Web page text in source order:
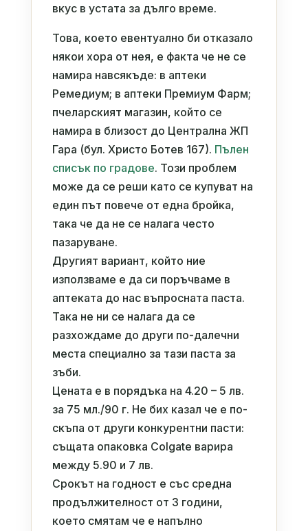
вкус в устата за дълго време.
Това, което евентуално би отказало
някои хора от нея, е факта че не се
намира навсякъде: в аптеки
Ремедиум; в аптеки Премиум Фарм;
пчеларският магазин, който се
намира в близост до Централна ЖП
Гара (бул. Христо Ботев 167). Пълен
списък по градове. Този проблем
може да се реши като се купуват на
един път повече от една бройка,
така че да не се налага често
пазаруване.
Другият вариант, който ние
използваме е да си поръчваме в
аптеката до нас въпросната паста.
Така не ни се налага да се
разхождаме до други по-далечни
места специално за тази паста за
зъби.
Цената е в порядъка на 4.20 – 5 лв.
за 75 мл./90 г. Не бих казал че е по-
скъпа от други конкурентни пасти:
същата опаковка Colgate варира
между 5.90 и 7 лв.
Срокът на годност е със средна
продължителност от 3 години,
което смятам че е напълно